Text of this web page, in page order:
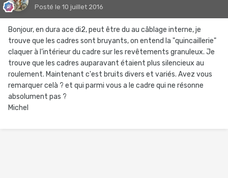
Posté le 10 juillet 2016
Bonjour, en dura ace di2, peut être du au câblage interne, je
trouve que les cadres sont bruyants, on entend la "quincaillerie"
claquer à l’intérieur du cadre sur les revêtements granuleux. Je
trouve que les cadres auparavant étaient plus silencieux au
roulement. Maintenant c'est bruits divers et variés. Avez vous
remarquer celà ? et qui parmi vous a le cadre qui ne résonne
absolument pas ?
Michel